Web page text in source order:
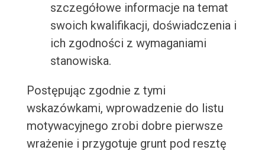
szczegółowe informacje na temat
swoich kwalifikacji, doświadczenia i
ich zgodności z wymaganiami
stanowiska.
Postępując zgodnie z tymi
wskazówkami, wprowadzenie do listu
motywacyjnego zrobi dobre pierwsze
wrażenie i przygotuje grunt pod resztę